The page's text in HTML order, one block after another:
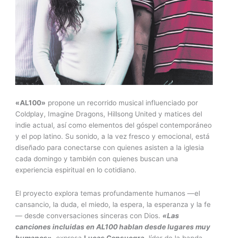
«AL100» propone un recorrido musical influenciado por
Coldplay, Imagine Dragons, Hillsong United y matices del
indie actual, así como elementos del góspel contemporáneo
y el pop latino. Su sonido, a la vez fresco y emocional, está
diseñado para conectarse con quienes asisten a la iglesia
cada domingo y también con quienes buscan una
experiencia espiritual en lo cotidiano.
El proyecto explora temas profundamente humanos —el
cansancio, la duda, el miedo, la espera, la esperanza y la fe
— desde conversaciones sinceras con Dios. «Las
canciones incluidas en AL100 hablan desde lugares muy